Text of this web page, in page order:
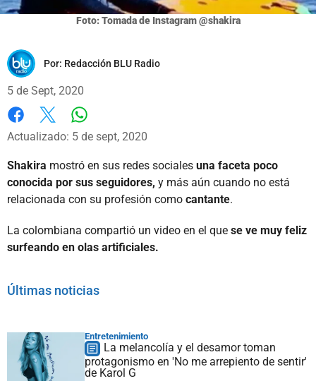
Foto: Tomada de Instagram @shakira
Por: Redacción BLU Radio
5 de Sept, 2020
Facebook
X
Actualizado: 5 de sept, 2020
Shakira mostró en sus redes sociales una faceta poco
conocida por sus seguidores, y más aún cuando no está
relacionada con su profesión como cantante.
La colombiana compartió un video en el que se ve muy feliz
surfeando en olas artificiales.
Últimas noticias
Entretenimiento
La melancolía y el desamor toman
protagonismo en 'No me arrepiento de sentir'
de Karol G